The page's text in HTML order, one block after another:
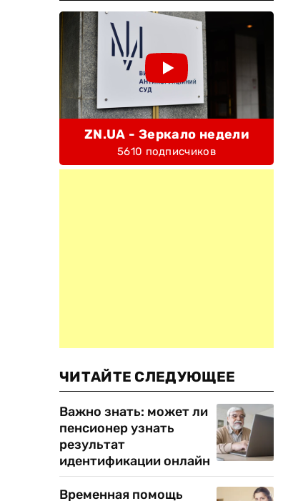
ZN.UA - Зеркало недели
5610 подписчиков
ЧИТАЙТЕ СЛЕДУЮЩЕЕ
Важно знать: может ли
пенсионер узнать
результат
идентификации онлайн
Временная помощь